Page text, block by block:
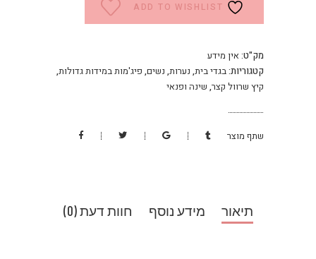
ADD TO WISHLIST
מק"ט: אין מידע
קטגוריות:בגדי בית, נערות, נשים, פיג'מות במידות גדולות,
קיץ שרוול קצר, שינה ופנאי
שתף מוצר
תיאור מידע נוסף חוות דעת (0)